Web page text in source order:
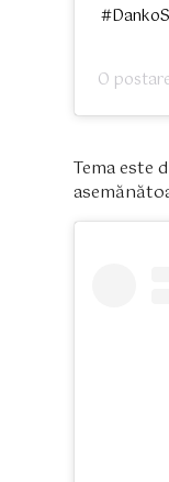
O
Tema este